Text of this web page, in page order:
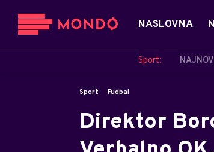
NASLOVNA
Sport:
Sport Fudbal
Direktor